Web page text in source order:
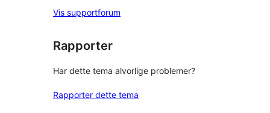
Vis supportforum
Rapporter
Har dette tema alvorlige problemer?
Rapporter dette tema